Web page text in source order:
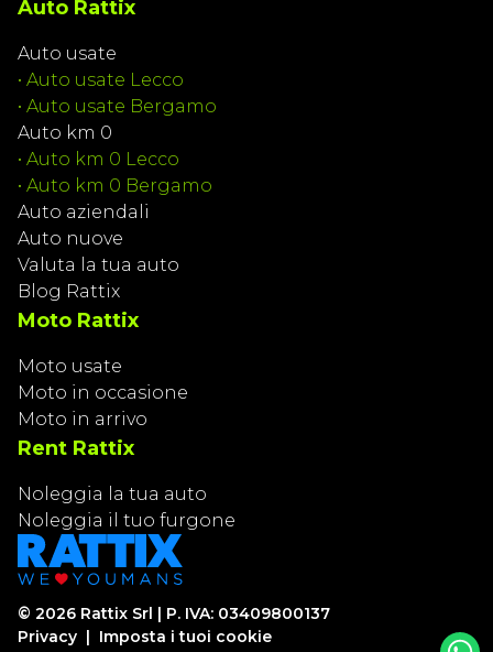
Auto Rattix
Auto usate
• Auto usate Lecco
• Auto usate Bergamo
Auto km 0
• Auto km 0 Lecco
• Auto km 0 Bergamo
Auto aziendali
Auto nuove
Valuta la tua auto
Blog Rattix
Moto Rattix
Moto usate
Moto in occasione
Moto in arrivo
Rent Rattix
Noleggia la tua auto
Noleggia il tuo furgone
© 2026 Rattix Srl | P. IVA: 03409800137
Privacy | Imposta i tuoi cookie